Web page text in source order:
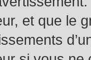
et que le